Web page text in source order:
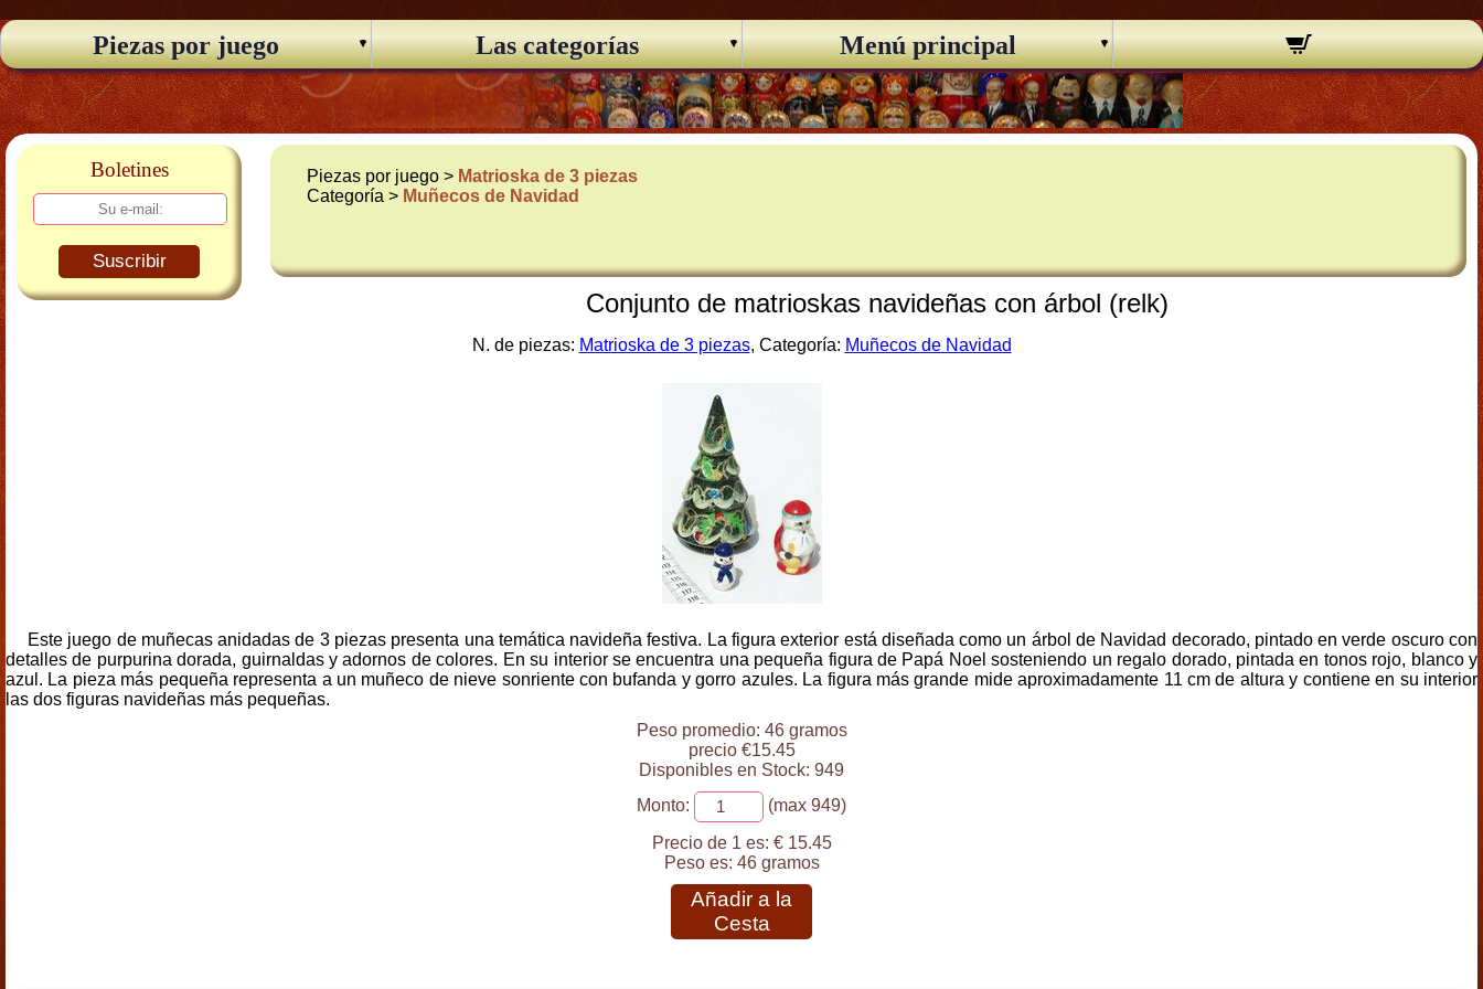
Piezas por juego Las categorías Menú principal
Boletines
Suscribir
Piezas por juego > Matrioska de 3 piezas
Categoría > Muñecos de Navidad
Conjunto de matrioskas navideñas con árbol (relk)
N. de piezas: Matrioska de 3 piezas, Categoría: Muñecos de Navidad
Este juego de muñecas anidadas de 3 piezas presenta una temática navideña festiva. La figura exterior está diseñada como un árbol de Navidad decorado, pintado en verde oscuro con
detalles de purpurina dorada, guirnaldas y adornos de colores. En su interior se encuentra una pequeña figura de Papá Noel sosteniendo un regalo dorado, pintada en tonos rojo, blanco y
azul. La pieza más pequeña representa a un muñeco de nieve sonriente con bufanda y gorro azules. La figura más grande mide aproximadamente 11 cm de altura y contiene en su interior
las dos figuras navideñas más pequeñas.
Peso promedio: 46 gramos
precio €15.45
Disponibles en Stock: 949
Monto:
(max 949)
Precio de 1 es: € 15.45
Peso es: 46 gramos
Añadir a la
Cesta